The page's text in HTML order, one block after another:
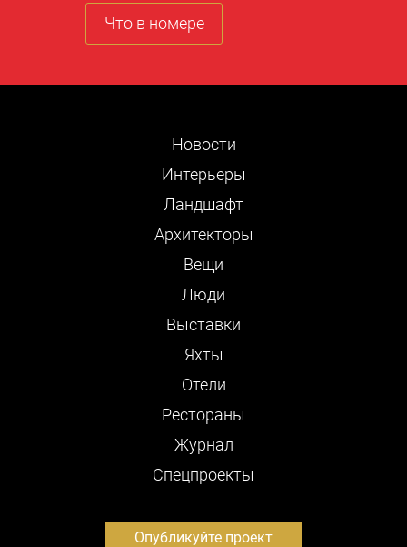
Что в номере
Новости
Интерьеры
Ландшафт
Архитекторы
Вещи
Люди
Выставки
Яхты
Отели
Рестораны
Журнал
Cпецпроекты
Опубликуйте проект